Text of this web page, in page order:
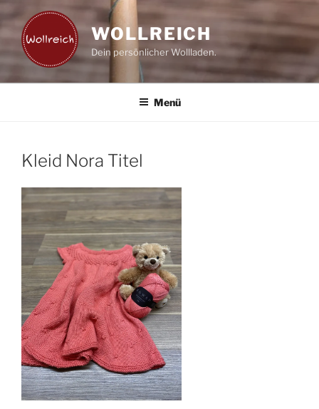
Inhalt
springen
WOLLREICH
Dein persönlicher Wollladen.
Menü
Kleid Nora Titel